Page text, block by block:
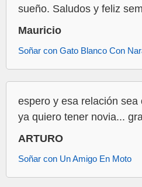
sueño. Saludos y feliz
Mauricio
Soñar con Gato Blanco Con
espero y esa relación
ya quiero tener novia...
ARTURO
Soñar con Un Amigo En Moto